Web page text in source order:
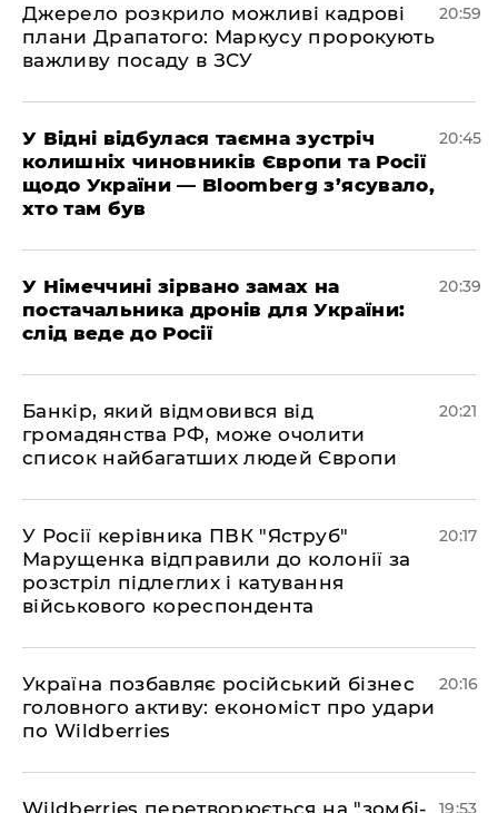
​Джерело розкрило можливі кадрові
плани Драпатого: Маркусу пророкують
важливу посаду в ЗСУ
20:59
​У Відні відбулася таємна зустріч
колишніх чиновників Європи та Росії
щодо України — Bloomberg з’ясувало,
хто там був
20:45
​У Німеччині зірвано замах на
постачальника дронів для України:
слід веде до Росії
20:39
​Банкір, який відмовився від
громадянства РФ, може очолити
список найбагатших людей Європи
20:21
​У Росії керівника ПВК "Яструб"
Марущенка відправили до колонії за
розстріл підлеглих і катування
військового кореспондента
20:17
​Україна позбавляє російський бізнес
головного активу: економіст про удари
по Wildberries
20:16
​Wildberries перетворюється на "зомбі-
19:53